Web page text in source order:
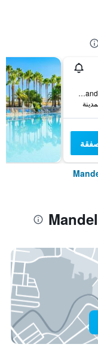
446 Avenue de la Mer, Mandelieu-la-Napoule, إقليم الألب البحري, فرنسا